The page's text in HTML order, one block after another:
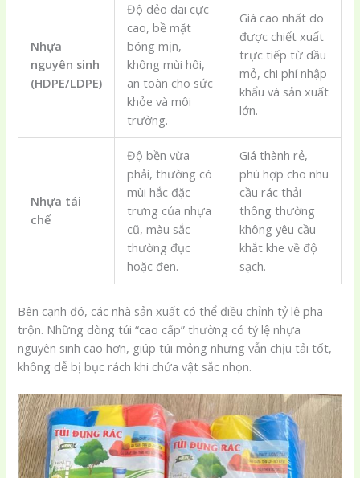
Nhựa
nguyên sinh
(HDPE/LDPE)
Độ dẻo dai cực
cao, bề mặt
bóng mịn,
không mùi hôi,
an toàn cho sức
khỏe và môi
trường.
Giá cao nhất do
được chiết xuất
trực tiếp từ dầu
mỏ, chi phí nhập
khẩu và sản xuất
lớn.
Nhựa tái
chế
Độ bền vừa
phải, thường có
mùi hắc đặc
trưng của nhựa
cũ, màu sắc
thường đục
hoặc đen.
Giá thành rẻ,
phù hợp cho nhu
cầu rác thải
thông thường
không yêu cầu
khắt khe về độ
sạch.
Bên cạnh đó, các nhà sản xuất có thể điều chỉnh tỷ lệ pha
trộn. Những dòng túi “cao cấp” thường có tỷ lệ nhựa
nguyên sinh cao hơn, giúp túi mỏng nhưng vẫn chịu tải tốt,
không dễ bị bục rách khi chứa vật sắc nhọn.